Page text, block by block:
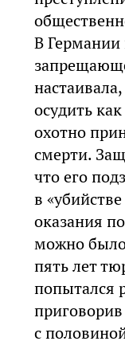
В Германии
осудить
охотно
смерти.
что его
в
оказания
можно
пять лет
попытался
с